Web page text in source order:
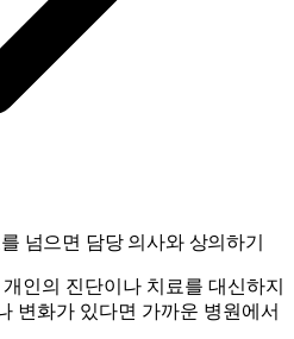
넘으면 담당 의사와 상의하기
인의 진단이나 치료를 대신하지
변화가 있다면 가까운 병원에서